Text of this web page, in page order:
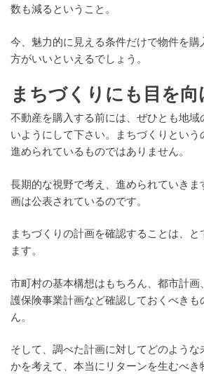
数も減るということ。
今、魅力的に見える条件だけで物件を購
方がいいといえるでしょう。
まちづくりにも目を向
不動産を購入する前には、ぜひとも地域
いようにして下さい。まちづくりとい
進められているものではありません。
長期的な視野で考え、進められていきま
画は公表されているのです。
まちづくりの計画を確認することは、と
ます。
市町村の基本構想はもちろん、都市計画
護保険事業計画など確認しておくべきも
ん。
そして、調べた計画に対してどのよう
かを考えて、本当にリターンを生むべき